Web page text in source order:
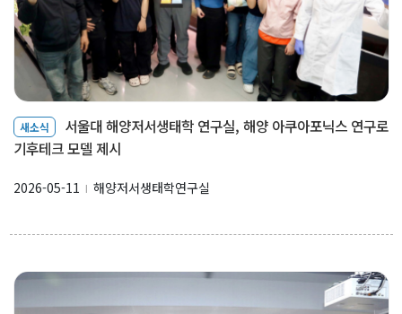
새소식
서울대 해양저서생태학 연구실, 해양 아쿠아포닉스 연구로
기후테크 모델 제시
2026-05-11 해양저서생태학연구실